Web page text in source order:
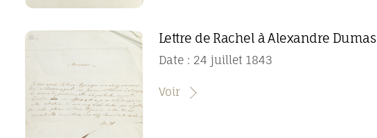
Lettre de Rachel à Alexandre
Date : 24 juillet 1843
Voir